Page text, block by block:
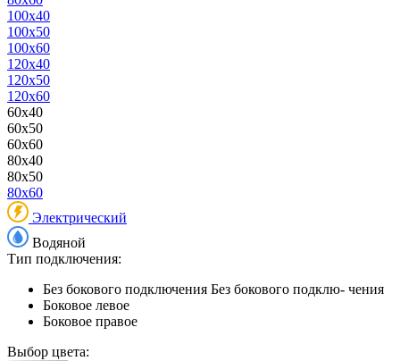
100x40
100x50
100x60
120x40
120x50
120x60
60x40
60x50
60x60
80x40
80x50
80x60
Электрический
Водяной
Тип подключения:
Без бокового подключения Без бокового подклю- чения
Боковое левое
Боковое правое
Выбор цвета: